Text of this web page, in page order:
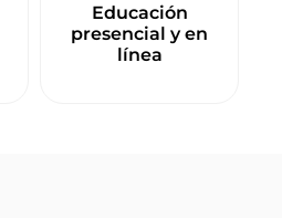
Educación
presencial y en
línea